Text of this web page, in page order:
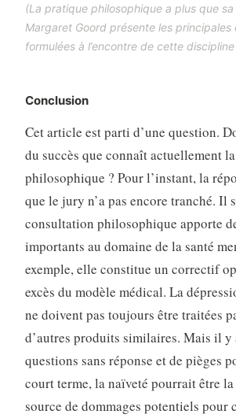
(La pratique philosophique a plus que
Margaret Goord présente les principales
formulées à l’encontre de cette
Conclusion
Cet article est parti d’une question.
du succès que connaît actuellement
philosophique ? Pour l’instant, la
que le jury n’a pas encore tranché. Il
consultation philosophique apporte
importants au domaine de la santé
exemple, elle constitue un correctif
excès du modèle médical. La
ne doivent pas toujours être traitées
d’autres produits similaires. Mais il y
questions sans réponse et de pièges
court terme, la naïveté pourrait être
source de dommages potentiels pour